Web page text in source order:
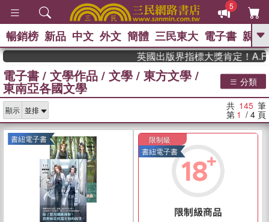
5
GO
熱搜： 東野圭吾 、 高希均教授回憶錄
、 、 、 花開錦
繡 、 暑期推薦 、 方念華 、 台灣的
數學女孩：黎曼猜想
、 偉大的迷走神經 、 如果歷史是一
、 臺灣漫遊錄
暢銷榜 新品 中文 外文 簡體 三民東大 電子書 親子
英國出版界指標大獎肯定！A.F.
電子書 / 文學作品 / 文學 / 東方文學 /
東南亞各國文學 分類
顯示 共 145 筆
第 1 / 4 頁
書紐電子書
限制級
書紐電子書